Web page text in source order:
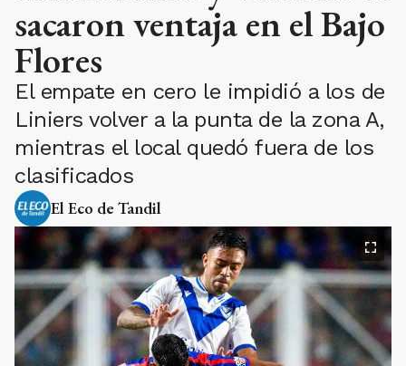
sacaron ventaja en el Bajo
Flores
El empate en cero le impidió a los de
Liniers volver a la punta de la zona A,
mientras el local quedó fuera de los
clasificados
El Eco de Tandil